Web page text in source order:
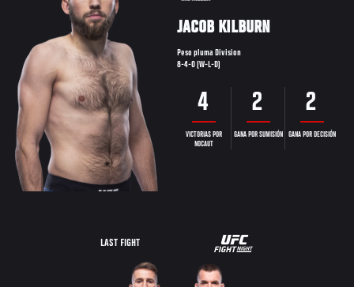
JACOB KILBURN
Peso pluma Division
8-4-0 (W-L-D)
4
VICTORIAS POR
NOCAUT
2
GANA POR SUMISIÓN
2
GANA POR DECISIÓN
LAST FIGHT
UFC
FIGHT
NIGHT